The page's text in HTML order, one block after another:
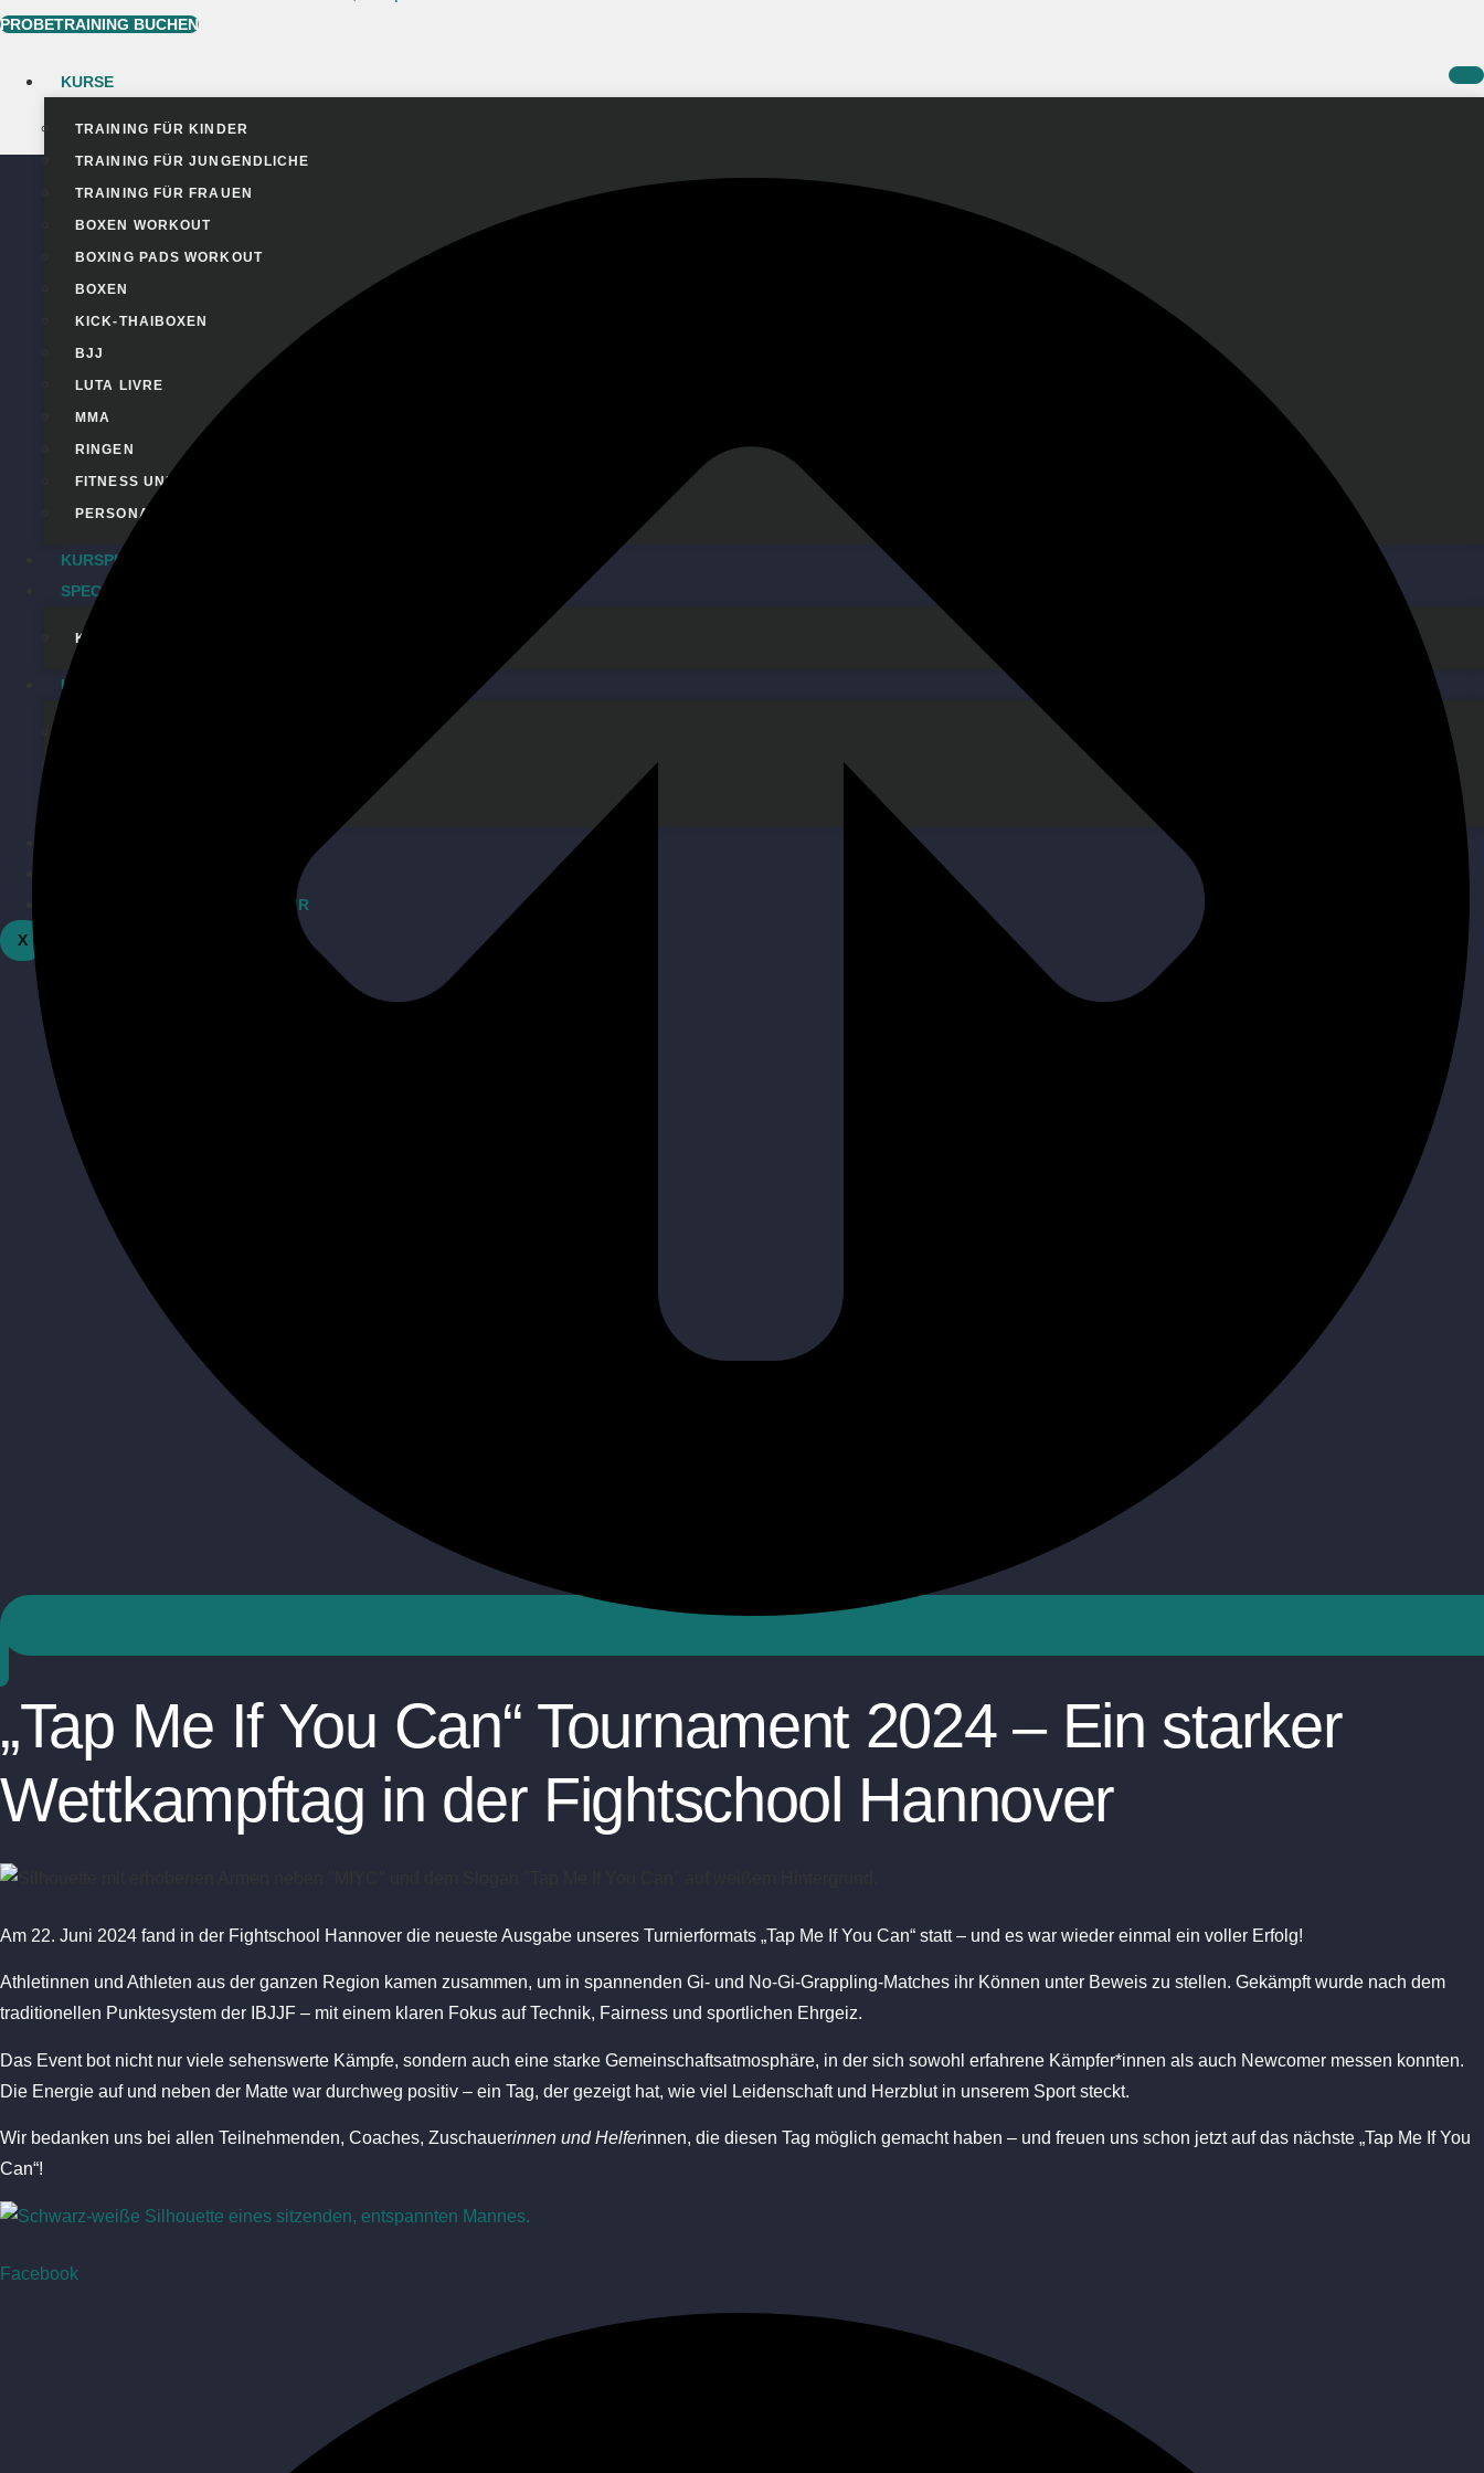
PROBETRAINING BUCHEN
KURSE
TRAINING FÜR KINDER
TRAINING FÜR JUNGENDLICHE
TRAINING FÜR FRAUEN
BOXEN WORKOUT
BOXING PADS WORKOUT
BOXEN
KICK-THAIBOXEN
BJJ
LUTA LIVRE
MMA
RINGEN
FITNESS UND CARDIO
PERSONALTRAINING
KURSPLAN
SPECIALS
KINDERGEBURTSTAG
UNSER GYM
TICKETS FIGHT NIGHT OPEN AIR
X
NACH OBEN SCROLLEN
„Tap Me If You Can“ Tournament 2024 – Ein starker
Wettkampftag in der Fightschool Hannover
Am 22. Juni 2024 fand in der Fightschool Hannover die neueste Ausgabe unseres Turnierformats „Tap Me If You Can“ statt – und es war wieder einmal ein voller Erfolg!
Athletinnen und Athleten aus der ganzen Region kamen zusammen, um in spannenden Gi- und No-Gi-Grappling-Matches ihr Können unter Beweis zu stellen. Gekämpft wurde nach dem
traditionellen Punktesystem der IBJJF – mit einem klaren Fokus auf Technik, Fairness und sportlichen Ehrgeiz.
Das Event bot nicht nur viele sehenswerte Kämpfe, sondern auch eine starke Gemeinschaftsatmosphäre, in der sich sowohl erfahrene Kämpfer*innen als auch Newcomer messen konnten.
Die Energie auf und neben der Matte war durchweg positiv – ein Tag, der gezeigt hat, wie viel Leidenschaft und Herzblut in unserem Sport steckt.
Wir bedanken uns bei allen Teilnehmenden, Coaches, Zuschauerinnen und Helferinnen, die diesen Tag möglich gemacht haben – und freuen uns schon jetzt auf das nächste „Tap Me If You
Can“!
Facebook